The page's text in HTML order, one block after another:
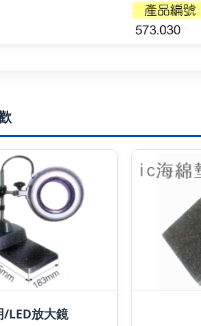
/LED放大鏡